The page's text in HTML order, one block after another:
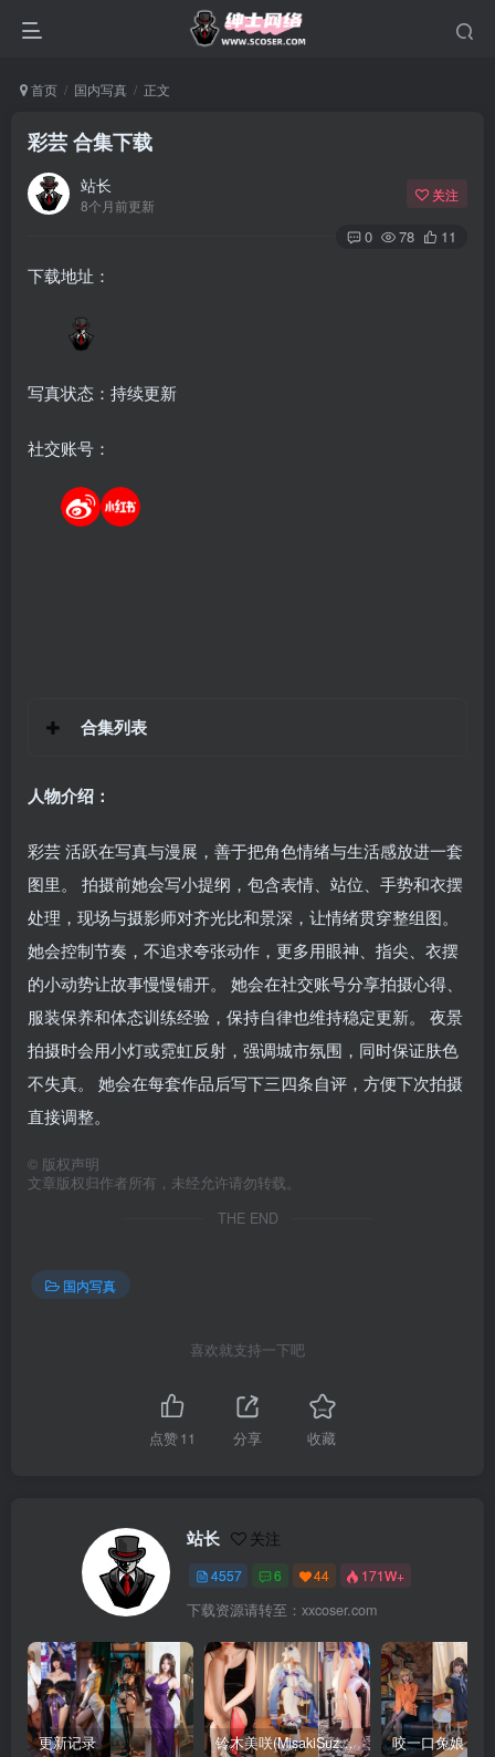
首页 国内写真 正文
彩芸 合集下载
站长
8个月前更新
关注
0 78 11
下载地址：
写真状态：持续更新
社交账号：
合集列表
人物介绍：
彩芸 活跃在写真与漫展，善于把角色情绪与生活感放进一套
图里。 拍摄前她会写小提纲，包含表情、站位、手势和衣摆
处理，现场与摄影师对齐光比和景深，让情绪贯穿整组图。
她会控制节奏，不追求夸张动作，更多用眼神、指尖、衣摆
的小动势让故事慢慢铺开。 她会在社交账号分享拍摄心得、
服装保养和体态训练经验，保持自律也维持稳定更新。 夜景
拍摄时会用小灯或霓虹反射，强调城市氛围，同时保证肤色
不失真。 她会在每套作品后写下三四条自评，方便下次拍摄
直接调整。
© 版权声明
文章版权归作者所有，未经允许请勿转载。
THE END
国内写真
喜欢就支持一下吧
点赞11 分享 收藏
站长 关注
4557 6 44 171W+
下载资源请转至：xxcoser.com
更新记录 铃木美咲(MisakiSuzuki) 合集下载 咬一口兔娘 合